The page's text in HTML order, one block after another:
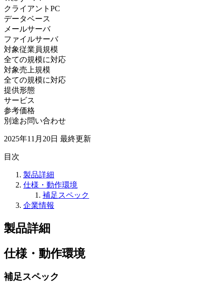
クライアントPC
データベース
メールサーバ
ファイルサーバ
対象従業員規模
全ての規模に対応
対象売上規模
全ての規模に対応
提供形態
サービス
参考価格
別途お問い合わせ
2025年11月20日 最終更新
目次
製品詳細
仕様・動作環境
補足スペック
企業情報
製品詳細
仕様・動作環境
補足スペック